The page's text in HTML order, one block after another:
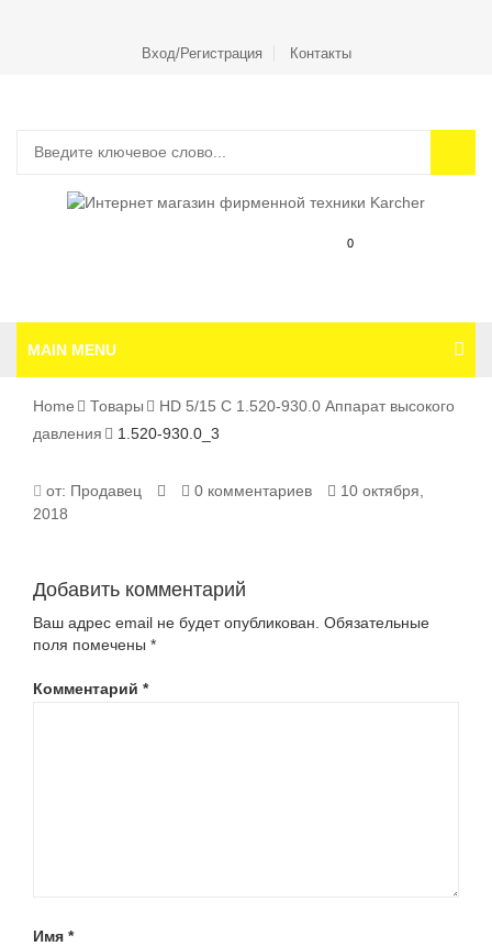
Вход/Регистрация Контакты
0
MAIN MENU
Home Товары
HD 5/15 C 1.520-930.0 Аппарат высокого
давления
1.520-930.0_3
1.520-
от: Продавец 0 комментариев
10 октября,
2018
Добавить комментарий
Ваш адрес email не будет опубликован. Обязательные
поля помечены *
Комментарий *
Имя *